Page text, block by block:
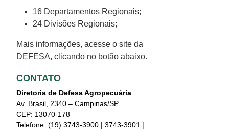
16 Departamentos Regionais;
24 Divisões Regionais;
Mais informações, acesse o site da
DEFESA, clicando no botão abaixo.
CONTATO
Diretoria de Defesa Agropecuária
Av. Brasil, 2340 – Campinas/SP
CEP: 13070-178
Telefone: (19) 3743-3900 | 3743-3901 |